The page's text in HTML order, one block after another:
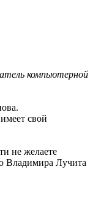
компьютерной
свой
не желаете
Владимира Лучита